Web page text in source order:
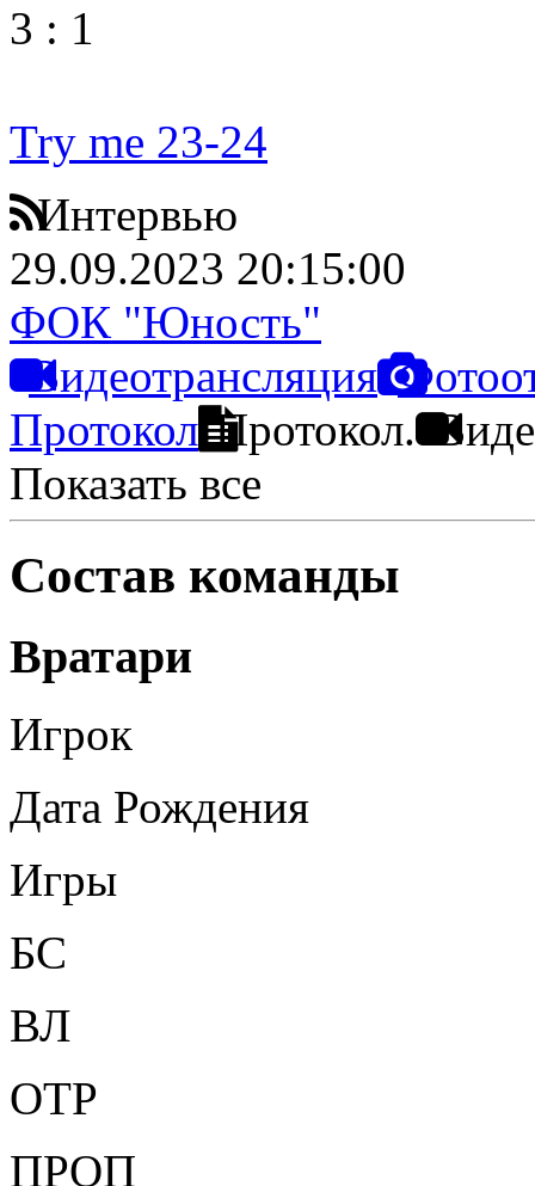
3 : 1
Try me 23-24
Интервью
29.09.2023 20:15:00
ФОК "Юность"
Видеотрансляция
Протокол Протокол.
Показать все
Состав команды
Вратари
Игрок
Дата Рождения
Игры
БС
ВЛ
ОТР
ПРОП